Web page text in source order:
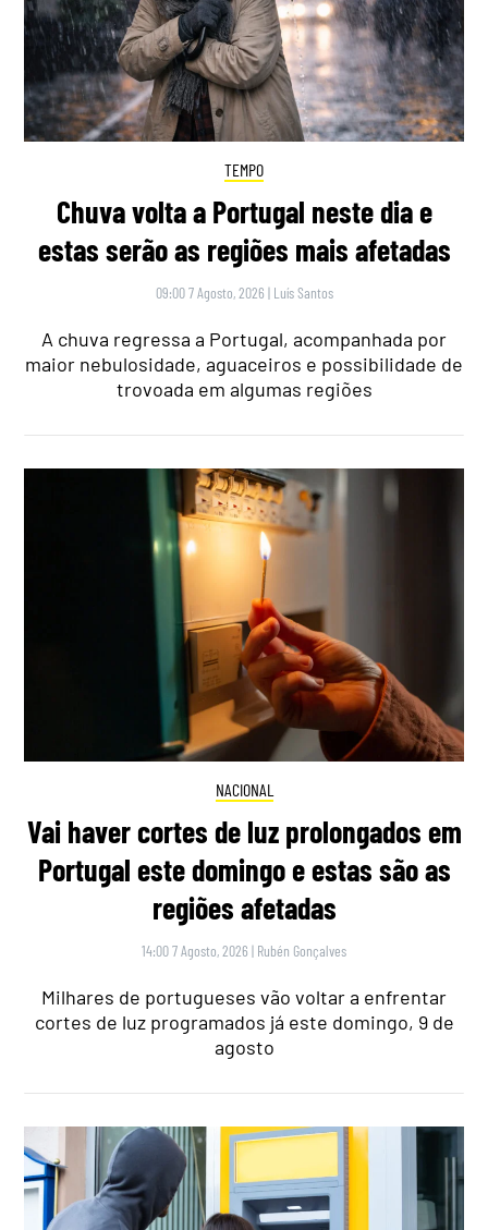
TEMPO
Chuva volta a Portugal neste dia e
estas serão as regiões mais afetadas
09:00 7 Agosto, 2026 | Luís Santos
A chuva regressa a Portugal, acompanhada por
maior nebulosidade, aguaceiros e possibilidade de
trovoada em algumas regiões
NACIONAL
Vai haver cortes de luz prolongados em
Portugal este domingo e estas são as
regiões afetadas
14:00 7 Agosto, 2026 | Rubén Gonçalves
Milhares de portugueses vão voltar a enfrentar
cortes de luz programados já este domingo, 9 de
agosto